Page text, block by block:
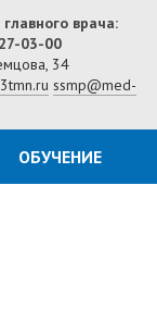
врача:
03-00
34
ssmp@med-
ОБУЧЕНИЕ